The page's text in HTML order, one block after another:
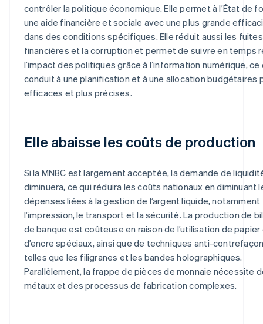
contrôler la politique économique. Elle permet à l’État de
une aide financière et sociale avec une plus grande
dans des conditions spécifiques. Elle réduit aussi les fuites
financières et la corruption et permet de suivre en temps
l’impact des politiques grâce à l’information numérique, ce
conduit à une planification et à une allocation budgétaires
efficaces et plus précises.
Elle abaisse les coûts de production
Si la MNBC est largement acceptée, la demande de
diminuera, ce qui réduira les coûts nationaux en diminuant
dépenses liées à la gestion de l’argent liquide, notamment
l’impression, le transport et la sécurité. La production de
de banque est coûteuse en raison de l’utilisation de
d’encre spéciaux, ainsi que de techniques anti-
telles que les filigranes et les bandes holographiques.
Parallèlement, la frappe de pièces de monnaie nécessite
métaux et des processus de fabrication complexes.